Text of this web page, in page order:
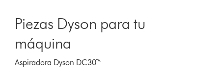
Piezas Dyson para tu
máquina
Aspiradora Dyson DC30™